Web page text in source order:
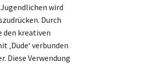
wird
Durch
den kreativen
‚Dude‘ verbunden
Diese Verwendung